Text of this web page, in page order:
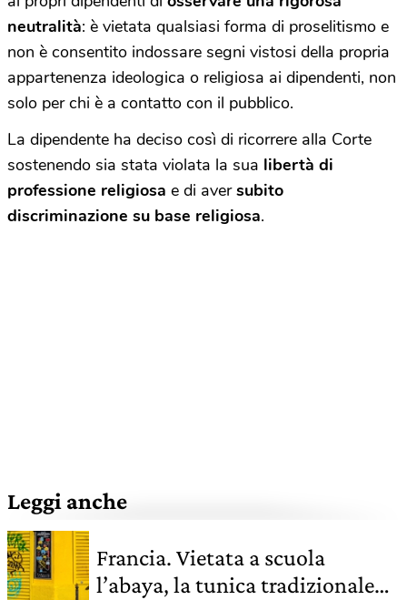
neutralità: è vietata qualsiasi forma di proselitismo e
non è consentito indossare segni vistosi della propria
appartenenza ideologica o religiosa ai dipendenti, non
solo per chi è a contatto con il pubblico.
La dipendente ha deciso così di ricorrere alla Corte
sostenendo sia stata violata la sua libertà di
professione religiosa e di aversubito
discriminazione su base religiosa.
Leggi anche
Francia. Vietata a scuola
l’abaya, la tunica tradizionale